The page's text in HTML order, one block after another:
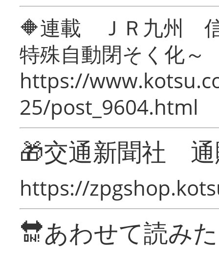
🔶連載 ＪＲ九州 信
特殊自動閉そく化～
https://
25/post_9604.html
🎁交通新聞社
https://
🔛あわせて読み